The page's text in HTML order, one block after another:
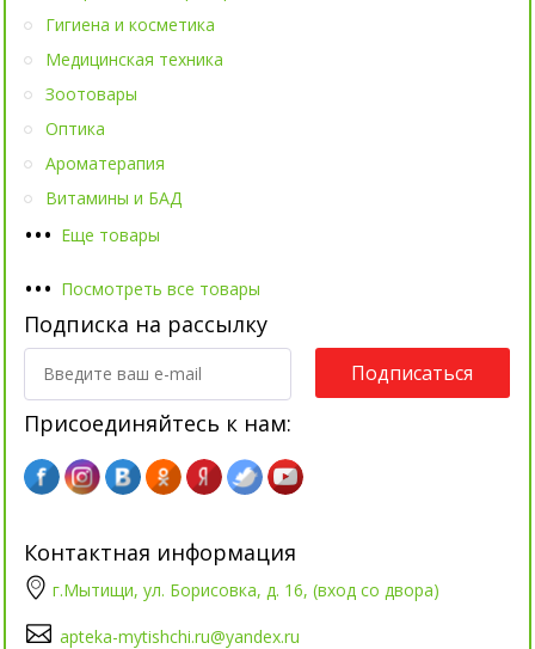
••• Еще товары
Гигиена и косметика
Медицинская техника
Зоотовары
Оптика
Ароматерапия
Витамины и БАД
••• Посмотреть все товары
Подписка на рассылку
Подписаться
Присоединяйтесь к нам:
Контактная информация
г.Мытищи, ул. Борисовка, д. 16, (вход со двора)
apteka-mytishchi.ru@yandex.ru